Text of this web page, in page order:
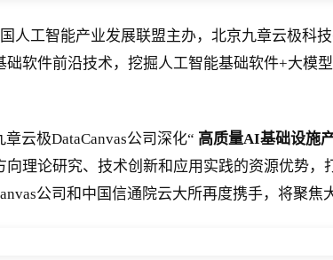
人工智能产业发展联盟主办，北京九章云极科
软件前沿技术，挖掘人工智能基础软件+大
云极DataCanvas公司深化“ 高质量AI基础设施
理论研究、技术创新和应用实践的资源优势
公司和中国信通院云大所再度携手，将聚